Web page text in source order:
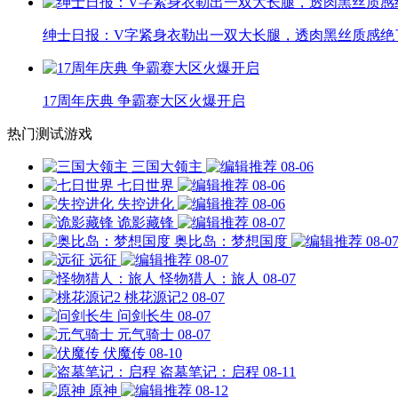
绅士日报：V字紧身衣勒出一双大长腿，透肉黑丝质感绝
17周年庆典 争霸赛大区火爆开启
热门测试游戏
三国大领主
08-06
七日世界
08-06
失控进化
08-06
诡影藏锋
08-07
奥比岛：梦想国度
08-07
远征
08-07
怪物猎人：旅人 08-07
桃花源记2 08-07
问剑长生 08-07
元气骑士 08-07
伏魔传 08-10
盗墓笔记：启程 08-11
原神
08-12